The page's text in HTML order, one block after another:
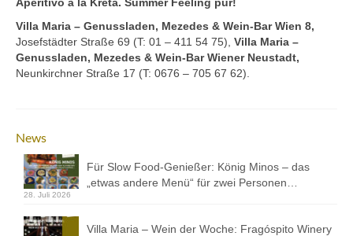
Back- & Teigwaren
Bio-Olivenöl & Bio-Oliven
Küchenaccessoires
Kräuter, Tee & Salz
Wein, Raki & Ver juice
Villa Maria – Genussladen, Mezedes & Wein-Bar Wien 8,
Josefstädter Straße 69 (T: 01 – 411 54 75), Villa Maria –
Genussladen, Mezedes & Wein-Bar Wiener Neustadt,
Neunkirchner Straße 17 (T: 0676 – 705 67 62).
News
Für Slow Food-Genießer: König Minos – das
„etwas andere Menü“ für zwei Personen…
28. Juli 2026
Villa Maria – Wein der Woche: Fragóspito Winery